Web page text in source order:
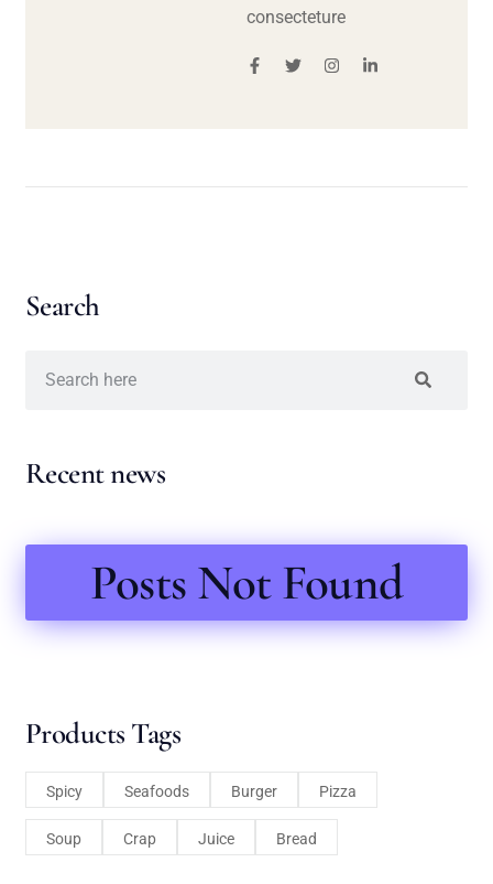
consecteture
Search
Recent news
Posts Not Found
Products Tags
Spicy Seafoods Burger Pizza
Soup Crap Juice Bread